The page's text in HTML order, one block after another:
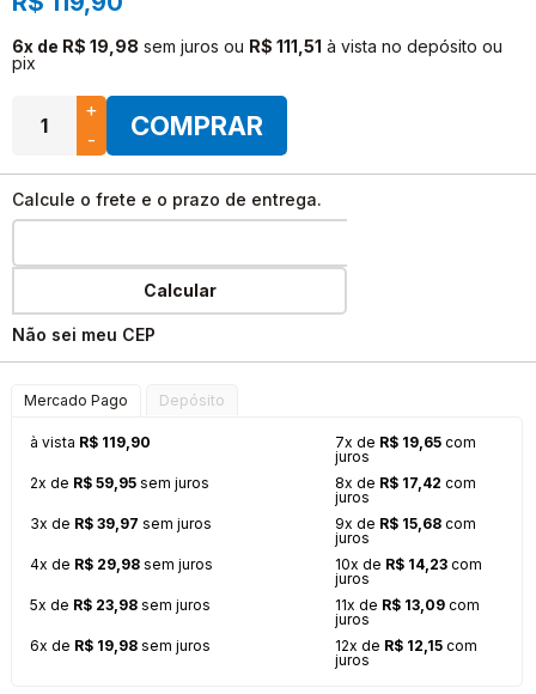
6x de R$ 19,98 sem juros ou R$ 111,51 à vista no depósito ou
pix
+
-
COMPRAR
Calcule o frete e o prazo de entrega.
Calcular
Não sei meu CEP
Mercado Pago Depósito
à vista R$ 119,90
2x de R$ 59,95 sem juros
3x de R$ 39,97 sem juros
4x de R$ 29,98 sem juros
5x de R$ 23,98 sem juros
6x de R$ 19,98 sem juros
7x de R$ 19,65 com
juros
8x de R$ 17,42 com
juros
9x de R$ 15,68 com
juros
10x de R$ 14,23 com
juros
11x de R$ 13,09 com
juros
12x de R$ 12,15 com
juros